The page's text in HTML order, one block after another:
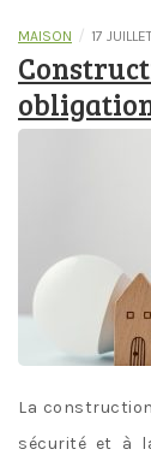
MAISON / 17
La
sécurité et à